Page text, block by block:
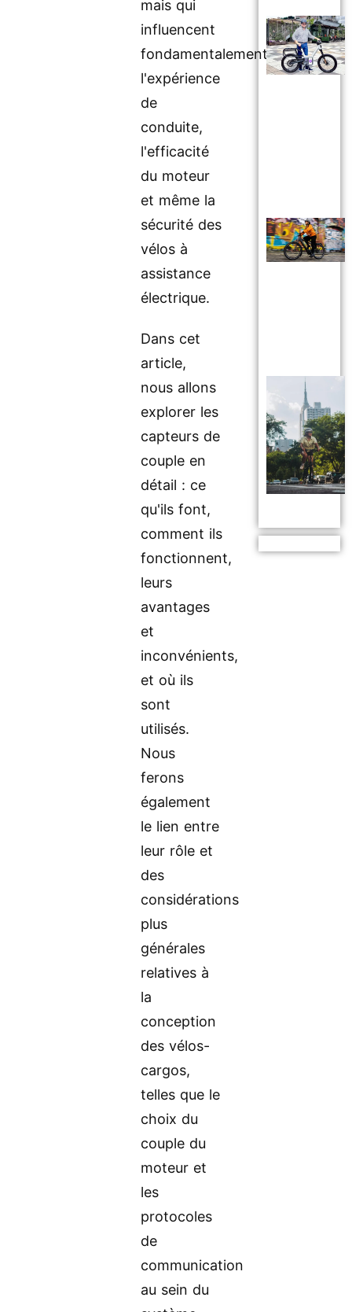
mais qui
influencent
fondamentalement
l'expérience
de
conduite,
l'efficacité
du moteur
et même la
sécurité des
vélos à
assistance
électrique.
Dans cet
article,
nous allons
explorer les
capteurs de
couple en
détail : ce
qu'ils font,
comment ils
fonctionnent,
leurs
avantages
et
inconvénients,
et où ils
sont
utilisés.
Nous
ferons
également
le lien entre
leur rôle et
des
considérations
plus
générales
relatives à
la
conception
des vélos-
cargos,
telles que le
choix du
couple du
moteur et
les
protocoles
de
communication
au sein du